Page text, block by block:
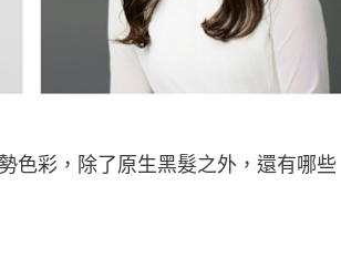
色彩，除了原生黑髮之外，還有哪些